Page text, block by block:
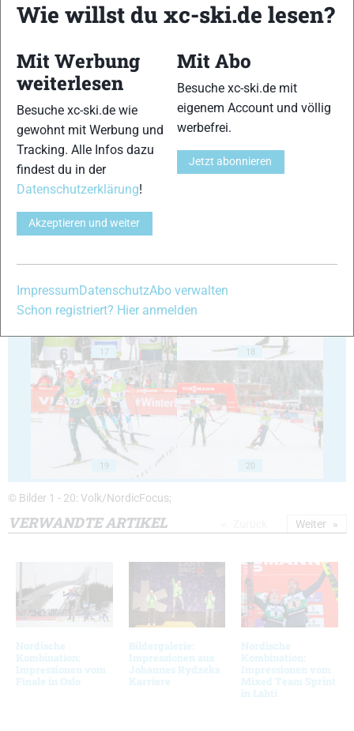
11 12
13
15
17 18
19 20
© Bilder 1 - 20: Volk/NordicFocus;
VERWANDTE ARTIKEL
Nordische
Kombination:
Impressionen vom
Finale in Oslo
Bildergalerie:
Impressionen aus
Johannes Rydzeks
Karriere
Nordische
Kombination:
Impressionen vom
Mixed Team Sprint
in Lahti
Weiter
Wie willst du xc-ski.de lesen?
Mit Werbung
weiterlesen
Besuche xc-ski.de wie
gewohnt mit Werbung und
Tracking. Alle Infos dazu
findest du in der
Datenschutzerklärung!
Akzeptieren und weiter
Mit Abo
Besuche xc-ski.de mit
eigenem Account und völlig
werbefrei.
Jetzt abonnieren
Impressum DatenschutzAbo verwalten
Schon registriert? Hier anmelden